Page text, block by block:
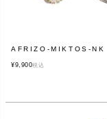
AFRIZO-MIKTOS-NK
¥9,900税込